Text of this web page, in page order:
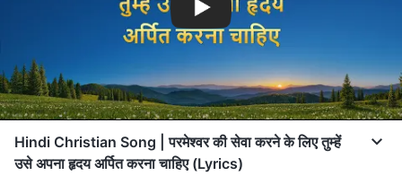
Hindi Christian Song | परमेश्वर की सेवा करने के लिए तुम्हें
उसे अपना हृदय अर्पित करना चाहिए (Lyrics)